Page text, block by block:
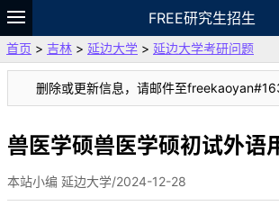
FREE研究生招生
题库
故事 专题 APP 笔记
VIP
资料
首页 > 吉林 > 延边大学 > 延边大学考研问题
删除或更新信息，请邮件至
兽医学硕兽医学硕初试外语
本站小编 延边大学/2024-12-28